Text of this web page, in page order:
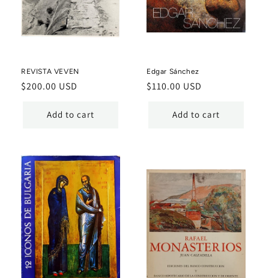
REVISTA VEVEN
Regular
$200.00 USD
Add to cart
Edgar Sánchez
Regular
$110.00 USD
Add to cart